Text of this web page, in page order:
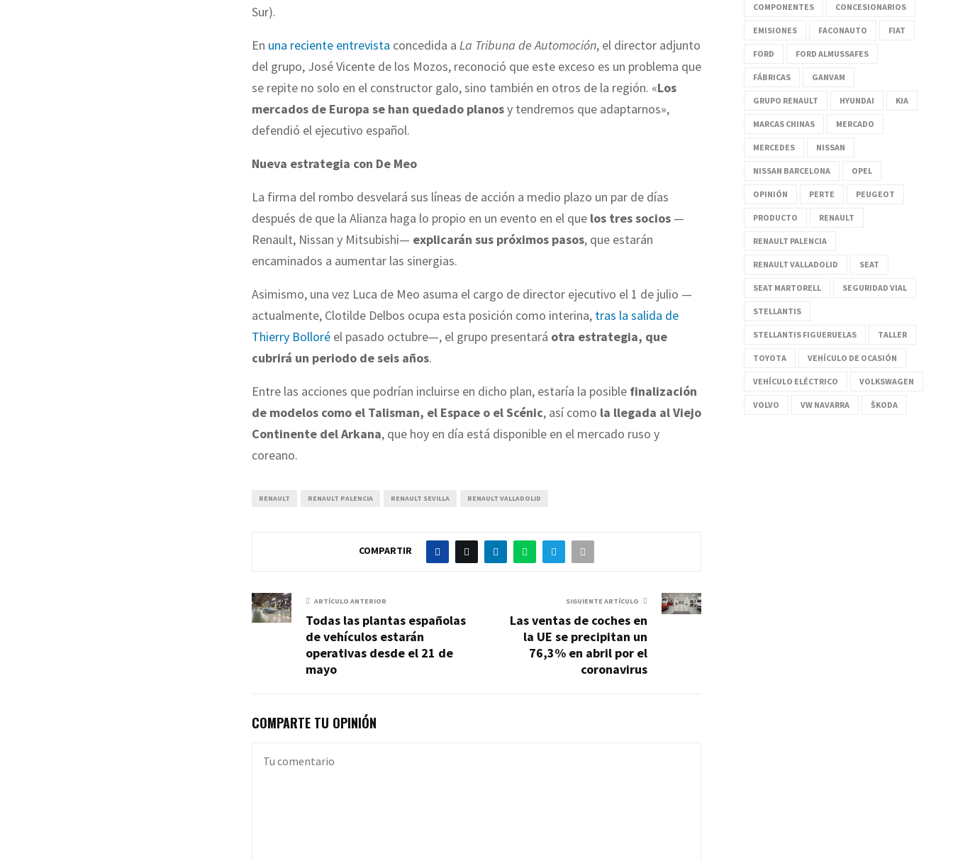
Sur).
En una reciente entrevista concedida a La Tribuna de Automoción, el director adjunto
del grupo, José Vicente de los Mozos, reconoció que este exceso es un problema que
se repite no solo en el constructor galo, sino también en otros de la región. «Los
mercados de Europa se han quedado planosy tendremos que adaptarnos»,
defendió el ejecutivo español.
Nueva estrategia con De Meo
La firma del rombo desvelará sus líneas de acción a medio plazo un par de días
después de que la Alianza haga lo propio en un evento en el que los tres socios —
Renault, Nissan y Mitsubishi— explicarán sus próximos pasos, que estarán
encaminados a aumentar las sinergias.
Asimismo, una vez Luca de Meo asuma el cargo de director ejecutivo el 1 de julio —
actualmente, Clotilde Delbos ocupa esta posición como interina, tras la salida de
Thierry Bolloré el pasado octubre—, el grupo presentará otra estrategia, que
cubrirá un periodo de seis años.
Entre las acciones que podrían incluirse en dicho plan, estaría la posible finalización
de modelos como el Talisman, el Espace o el Scénic, así como la llegada al Viejo
Continente del Arkana, que hoy en día está disponible en el mercado ruso y
coreano.
RENAULT RENAULT PALENCIA RENAULT SEVILLA RENAULT VALLADOLID
COMPARTIR
ARTÍCULO ANTERIOR
Todas las plantas españolas
de vehículos estarán
operativas desde el 21 de
mayo
SIGUIENTE ARTÍCULO
Las ventas de coches en
la UE se precipitan un
76,3% en abril por el
coronavirus
COMPARTE TU OPINIÓN
COMPONENTES CONCESIONARIOS
EMISIONES FACONAUTO FIAT
FORD FORD ALMUSSAFES
FÁBRICAS GANVAM
GRUPO RENAULT HYUNDAI KIA
MARCAS CHINAS MERCADO
MERCEDES NISSAN
NISSAN BARCELONA OPEL
OPINIÓN PERTE PEUGEOT
PRODUCTO RENAULT
RENAULT PALENCIA
RENAULT VALLADOLID SEAT
SEAT MARTORELL SEGURIDAD VIAL
STELLANTIS
STELLANTIS FIGUERUELAS TALLER
TOYOTA VEHÍCULO DE OCASIÓN
VEHÍCULO ELÉCTRICO VOLKSWAGEN
VOLVO VW NAVARRA ŠKODA